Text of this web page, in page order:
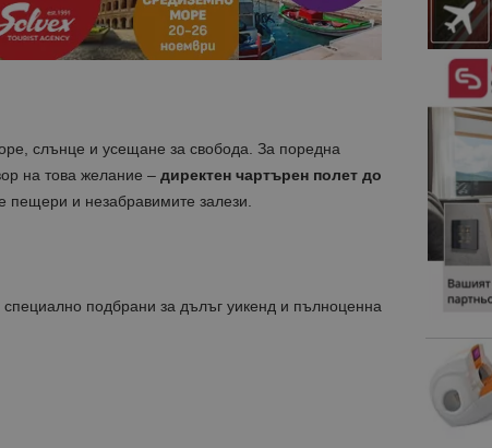
слънце и усещане за свобода. За поредна
на това желание – директен чартърен полет до
пещери и незабравимите залези.
, специално подбрани за дълъг уикенд и пълноценна